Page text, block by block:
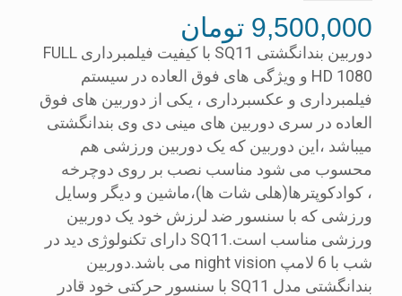
9,500,000 تومان
دوربین بندانگشتی SQ11 با کیفیت فیلمبرداری FULL
HD 1080 و ویژگی های فوق العاده در سیستم
فیلمبرداری و عکسبرداری ، یکی از دوربین های فوق
العاده در سری دوربین های مینی دی وی بندانگشتی
میباشد ،این دوربین که یک دوربین ورزشی هم
محسوب می شود مناسب نصب بر روی دوچرخه
، کوادکوپترها(هلی شات ها)،ماشین و دیگر وسایل
ورزشی که با سنسور ضد لرزش خود یک دوربین
ورزشی مناسب است.SQ11 دارای تکنولوژی دید در
شب با 6 لامپ night vision می باشد.دوربین
بندانگشتی مدل SQ11 با سنسور حرکتی خود قادر